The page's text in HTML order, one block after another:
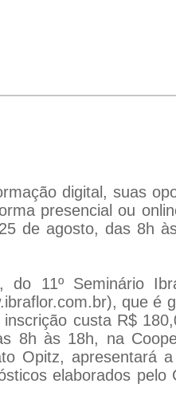
digital, suas
presencial ou
de agosto, das 8h
11º Seminário
), que é
custa R$
8h às 18h, na
Opitz, apresentará
elaborados pelo